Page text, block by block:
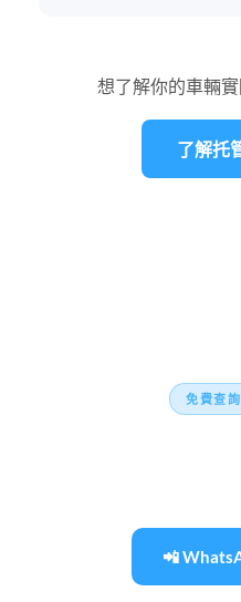
想了解你的車輛
了解托
免費查
📲